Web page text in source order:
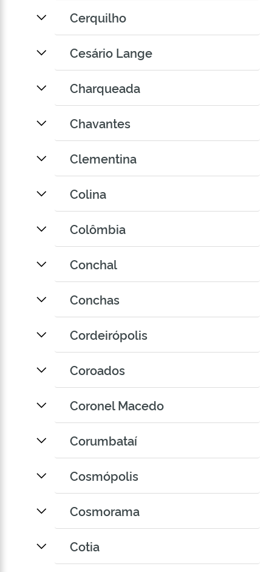
Cerquilho
Cesário Lange
Charqueada
Chavantes
Clementina
Colina
Colômbia
Conchal
Conchas
Cordeirópolis
Coroados
Coronel Macedo
Corumbataí
Cosmópolis
Cosmorama
Cotia